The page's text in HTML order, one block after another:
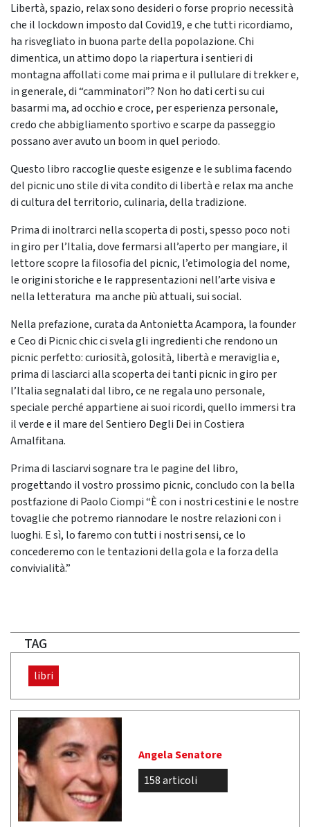
Libertà, spazio, relax sono desideri o forse proprio necessità
che il lockdown imposto dal Covid19, e che tutti ricordiamo,
ha risvegliato in buona parte della popolazione. Chi
dimentica, un attimo dopo la riapertura i sentieri di
montagna affollati come mai prima e il pullulare di trekker e,
in generale, di “camminatori”? Non ho dati certi su cui
basarmi ma, ad occhio e croce, per esperienza personale,
credo che abbigliamento sportivo e scarpe da passeggio
possano aver avuto un boom in quel periodo.
Questo libro raccoglie queste esigenze e le sublima facendo
del picnic uno stile di vita condito di libertà e relax ma anche
di cultura del territorio, culinaria, della tradizione.
Prima di inoltrarci nella scoperta di posti, spesso poco noti
in giro per l’Italia, dove fermarsi all’aperto per mangiare, il
lettore scopre la filosofia del picnic, l’etimologia del nome,
le origini storiche e le rappresentazioni nell’arte visiva e
nella letteratura ma anche più attuali, sui social.
Nella prefazione, curata da Antonietta Acampora, la founder
e Ceo di Picnic chic ci svela gli ingredienti che rendono un
picnic perfetto: curiosità, golosità, libertà e meraviglia e,
prima di lasciarci alla scoperta dei tanti picnic in giro per
l’Italia segnalati dal libro, ce ne regala uno personale,
speciale perché appartiene ai suoi ricordi, quello immersi tra
il verde e il mare del Sentiero Degli Dei in Costiera
Amalfitana.
Prima di lasciarvi sognare tra le pagine del libro,
progettando il vostro prossimo picnic, concludo con la bella
postfazione di Paolo Ciompi “È con i nostri cestini e le nostre
tovaglie che potremo riannodare le nostre relazioni con i
luoghi. E sì, lo faremo con tutti i nostri sensi, ce lo
concederemo con le tentazioni della gola e la forza della
convivialità.”
TAG
libri
Angela Senatore
158 articoli